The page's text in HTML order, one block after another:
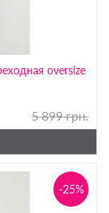
oversize
5 899 грн.
-25%